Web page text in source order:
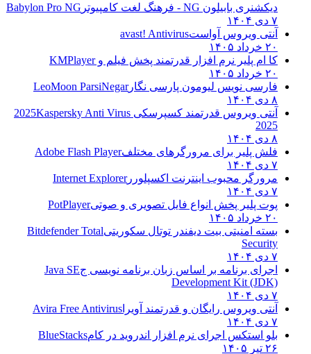
دیکشنری بابیلون NG - فرهنگ لغت کامپیوتر
Babylon Pro NG
۷ دی ۱۴۰۴
آنتی ویروس آواستavast! Antivirus
۲۰ خرداد ۱۴۰۵
کا ام پلیر نرم افزار قدرتمند پخش فیلم وKMPlayer
۲۰ خرداد ۱۴۰۵
فارسی نویس لیومون پارسی نگارLeoMoon ParsiNegar
۸ دی ۱۴۰۴
آنتی ویروس قدرتمند کسپرسکی 2025 Kaspersky Anti Virus
2025
۸ دی ۱۴۰۴
فلش پلیر برای مرورگرهای مختلفAdobe Flash Player
۷ دی ۱۴۰۴
مرورگر محبوب اینترنت اکسپلوررInternet Explorer
۷ دی ۱۴۰۴
پوت پلیر پخش انواع فایل تصویری و صوتیPotPlayer
۲۰ خرداد ۱۴۰۵
بسته امنیتی بیت دیفندر توتال سکوریتیBitdefender Total
Security
۷ دی ۱۴۰۴
اجرای برنامه بر اساس زبان برنامه نویسی جJava SE
Development Kit (JDK)
۷ دی ۱۴۰۴
آنتی ویروس رایگان و قدرتمند آویرا Avira Free Antivirus
۷ دی ۱۴۰۴
بلو استکس اجرای نرم افزار اندروید در کامBlueStacks
۲۶ تیر ۱۴۰۵